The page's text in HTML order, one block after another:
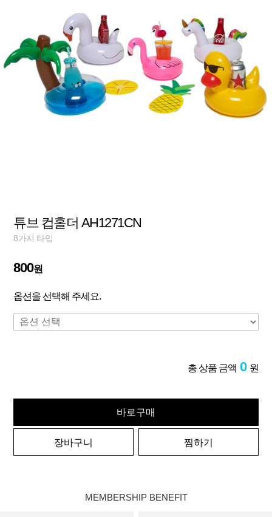
튜브 컵홀더 AH1271CN
8가지 타입
800원
옵션을 선택해 주세요.
총 상품 금액 0 원
바로구매
장바구니 찜하기
MEMBERSHIP BENEFIT